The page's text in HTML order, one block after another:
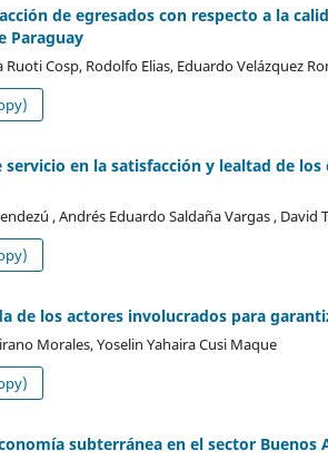
de egresados con respecto a la
Paraguay
Cosp, Rodolfo Elias, Eduardo Velázquez
servicio en la satisfacción y lealtad de
, Andrés Eduardo Saldaña Vargas , David
de los actores involucrados para
Morales, Yoselin Yahaira Cusi Maque
subterránea en el sector Buenos